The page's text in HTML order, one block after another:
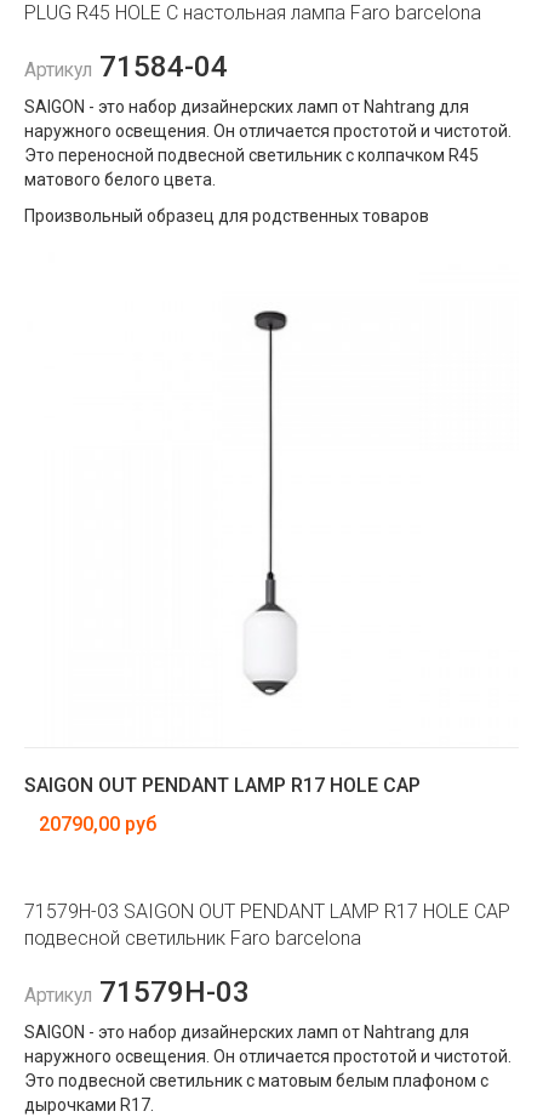
PLUG R45 HOLE C настольная лампа Faro barcelona
Артикул 71584-04
SAIGON - это набор дизайнерских ламп от Nahtrang для
наружного освещения. Он отличается простотой и чистотой.
Это переносной подвесной светильник с колпачком R45
матового белого цвета.
Произвольный образец для родственных товаров
SAIGON OUT PENDANT LAMP R17 HOLE CAP
20790,00 руб
71579H-03 SAIGON OUT PENDANT LAMP R17 HOLE CAP
подвесной светильник Faro barcelona
Артикул 71579H-03
SAIGON - это набор дизайнерских ламп от Nahtrang для
наружного освещения. Он отличается простотой и чистотой.
Это подвесной светильник с матовым белым плафоном с
дырочками R17.